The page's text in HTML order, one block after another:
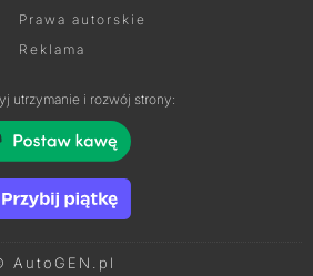
Prawa autorskie
Reklama
utrzymanie i rozwój strony:
AutoGEN.pl